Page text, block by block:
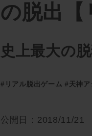
の脱出【
史上最大の
#リアル脱出ゲーム #天神ア
公開日：2018/11/21